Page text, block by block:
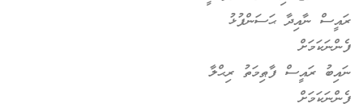
ރައީސް ނާއިދާ ޙަސަންފުޅު
ފެންނަކަމަށް
ނައިބު ރައީސް ފާޠިމަތު ރިޙްލާ
ފެންނަކަމަށް